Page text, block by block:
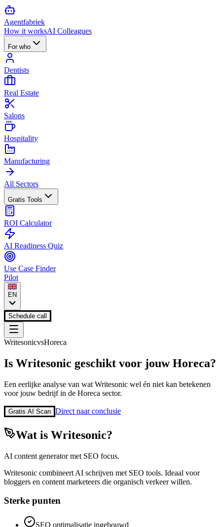
Agentfabriek
How it worksAI Colleagues
For who
Dentists
Real Estate
Salons
Hospitality
Manufacturing
All Sectors
Gratis Tools
ROI Calculator
AI Readiness Quiz
Use Case Finder
Pilot
EN
Schedule call
WritesonicvsHoreca
Is Writesonic geschikt voor jouwHoreca?
Een eerlijke analyse van wat Writesonic wel én niet kan betekenen
voor jouw bedrijf in de Horeca sector.
Gratis AI Scan Direct naar conclusie
Wat is Writesonic?
AI content generator met SEO focus.
Writesonic combineert AI schrijven met SEO tools. Ideaal voor
bloggers en content marketeers die organisch verkeer willen.
Sterke punten
SEO optimalisatie ingebouwd